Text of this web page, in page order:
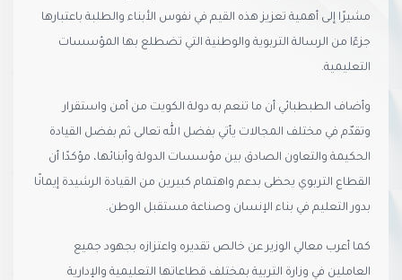
مشيرًا إلى أهمية تعزيز هذه القيم في نفوس الأبناء والطلبة باعتبارها
جزءًا من الرسالة التربوية والوطنية التي تضطلع بها المؤسسات
التعليمية.
وأضاف الطبطبائي أن ما تنعم به دولة الكويت من أمن واستقرار
وتقدّم في مختلف المجالات يأتي بفضل الله تعالى ثم بفضل القيادة
الحكيمة والتعاون الصادق بين مؤسسات الدولة وأبنائها، مؤكدًا أن
القطاع التربوي يحظى بدعم واهتمام كبيرين من القيادة الرشيدة إيمانًا
بدور التعليم في بناء الإنسان وصناعة مستقبل الوطن.
كما أعرب معالي الوزير عن خالص تقديره واعتزازه بجهود جميع
العاملين في وزارة التربية بمختلف قطاعاتها التعليمية والإدارية